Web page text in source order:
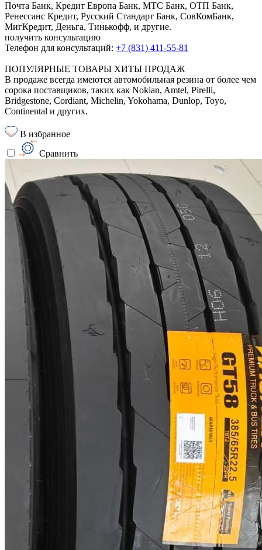
Почта Банк, Кредит Европа Банк, МТС Банк, ОТП Банк,
Ренессанс Кредит, Русский Стандарт Банк, СовКомБанк,
МигКредит, Деньга, Тинькофф, и другие.
получить консультацию
Телефон для консультаций: +7 (831) 411-55-81
ПОПУЛЯРНЫЕ ТОВАРЫ ХИТЫ ПРОДАЖ
В продаже всегда имеются автомобильная резина от более чем
сорока поставщиков, таких как Nokian, Amtel, Pirelli,
Bridgestone, Cordiant, Michelin, Yokohama, Dunlop, Toyo,
Continental и других.
В избранное
Сравнить